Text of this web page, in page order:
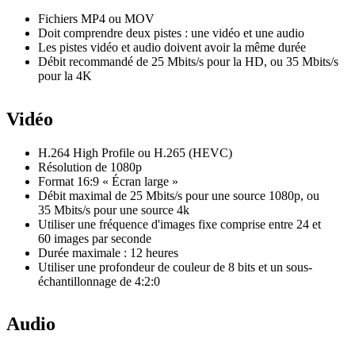
Fichiers MP4 ou MOV
Doit comprendre deux pistes : une vidéo et une audio
Les pistes vidéo et audio doivent avoir la même durée
Débit recommandé de 25 Mbits/s pour la HD, ou 35 Mbits/s
pour la 4K
Vidéo
H.264 High Profile ou H.265 (HEVC)
Résolution de 1080p
Format 16:9 « Écran large »
Débit maximal de 25 Mbits/s pour une source 1080p, ou
35 Mbits/s pour une source 4k
Utiliser une fréquence d'images fixe comprise entre 24 et
60 images par seconde
Durée maximale : 12 heures
Utiliser une profondeur de couleur de 8 bits et un sous-
échantillonnage de 4:2:0
Audio